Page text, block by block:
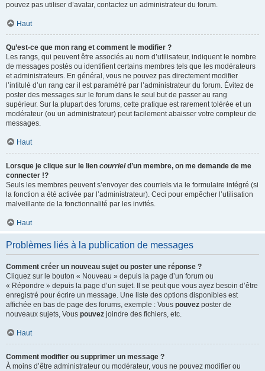
pouvez pas utiliser d’avatar, contactez un administrateur du forum.
Haut
Qu’est-ce que mon rang et comment le modifier ?
Les rangs, qui peuvent être associés au nom d’utilisateur, indiquent le nombre
de messages postés ou identifient certains membres tels que les modérateurs
et administrateurs. En général, vous ne pouvez pas directement modifier
l’intitulé d’un rang car il est paramétré par l’administrateur du forum. Évitez de
poster des messages sur le forum dans le seul but de passer au rang
supérieur. Sur la plupart des forums, cette pratique est rarement tolérée et un
modérateur (ou un administrateur) peut facilement abaisser votre compteur de
messages.
Haut
Lorsque je clique sur le lien courrield’un membre, on me demande de me
connecter !?
Seuls les membres peuvent s’envoyer des courriels via le formulaire intégré (si
la fonction a été activée par l’administrateur). Ceci pour empêcher l’utilisation
malveillante de la fonctionnalité par les invités.
Haut
Problèmes liés à la publication de messages
Comment créer un nouveau sujet ou poster une réponse ?
Cliquez sur le bouton « Nouveau » depuis la page d’un forum ou
« Répondre » depuis la page d’un sujet. Il se peut que vous ayez besoin d’être
enregistré pour écrire un message. Une liste des options disponibles est
affichée en bas de page des forums, exemple : Vous pouvez poster de
nouveaux sujets, Vous pouvez joindre des fichiers, etc.
Haut
Comment modifier ou supprimer un message ?
À moins d’être administrateur ou modérateur, vous ne pouvez modifier ou